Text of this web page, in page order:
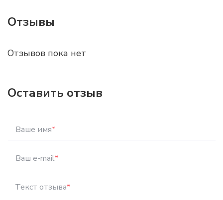
Отзывы
Отзывов пока нет
Оставить отзыв
Ваше имя*
Ваш e-mail*
Текст отзыва*